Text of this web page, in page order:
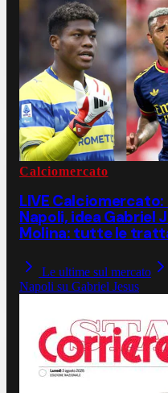
Calciomercato
LIVE
Napoli, idea Gabriel
Molina: tutte le
Le ultime sul mercato
Napoli su Gabriel Jesus